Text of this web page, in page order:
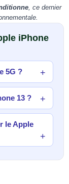
, ce dernier
iPhone
5G ?
13 ?
le Apple